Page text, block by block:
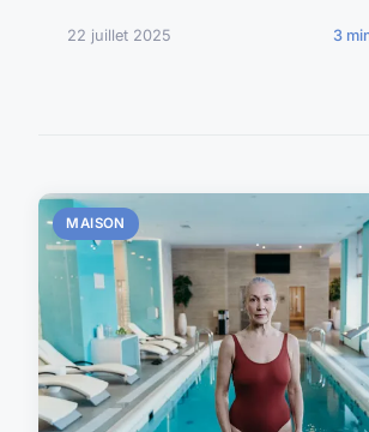
22 juillet 2025 3
MAISON